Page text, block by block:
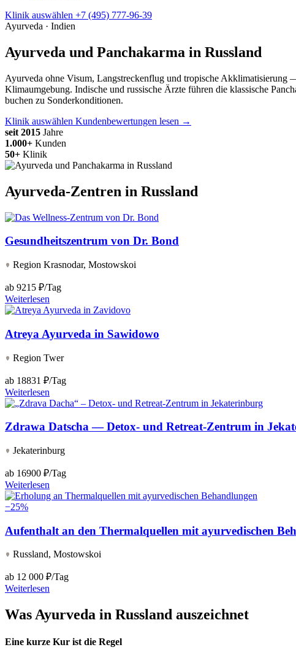
Klinik auswählen +7 (495) 777-96-39
Ayurveda · Indien
Ayurveda und Panchakarma in Russland
Ayurveda ohne Visum, Langstreckenflug und tropische Akklimatisierung
Klimaumgebung. Indische und russische Ärzte führen die klassische
buchen zu Sonderkonditionen.
Klinik auswählen Kundenbewertungen lesen →
seit 2015 Jahre
1.000+ Kunden
50+ Klinik
Ayurveda-Zentren in Russland
Gesundheitszentrum von Dr. Bond
Region Krasnodar, Mostowskoi
ab 9215 ₽/Tag
Weiterlesen
Atreya Ayurveda in Sawidowo
Region Twer
ab 18831 ₽/Tag
Weiterlesen
Zdrawa Datscha — Detox- und Retreat-Zentrum in
Jekaterinburg
ab 16900 ₽/Tag
Weiterlesen
−25%
Aufenthalt an den Thermalquellen mit ayurvedischen
Russland, Mostowskoi
ab 12 000 ₽/Tag
Weiterlesen
Was Ayurveda in Russland auszeichnet
Eine kurze Kur ist die Regel